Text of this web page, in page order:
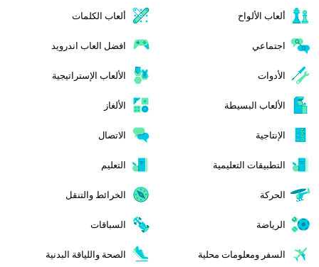
ألعاب الألواح ألعاب الكلمات
اجتماعي افضل العاب اندرويد
الأدوات الألعاب الإستراتيجية
الألعاب البسيطة الألغاز
الإنتاجية الاتصال
التطبيقات التعليمية التعليم
الحركة الخرائط والتنقل
الرياضة السباقات
السفر ومعلومات محلية الصحة واللياقة البدنية